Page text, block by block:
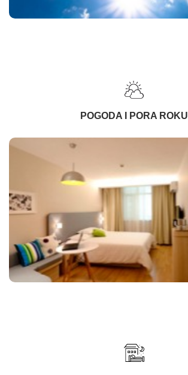
POGODA I PORA ROKU